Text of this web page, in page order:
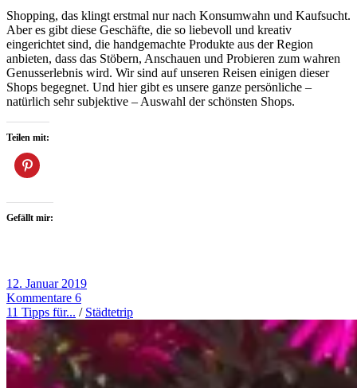
Shopping, das klingt erstmal nur nach Konsumwahn und Kaufsucht.
Aber es gibt diese Geschäfte, die so liebevoll und kreativ
eingerichtet sind, die handgemachte Produkte aus der Region
anbieten, dass das Stöbern, Anschauen und Probieren zum wahren
Genusserlebnis wird. Wir sind auf unseren Reisen einigen dieser
Shops begegnet. Und hier gibt es unsere ganze persönliche –
natürlich sehr subjektive – Auswahl der schönsten Shops.
Teilen mit:
Gefällt mir:
12. Januar 2019
Kommentare 6
11 Tipps für... / Städtetrip